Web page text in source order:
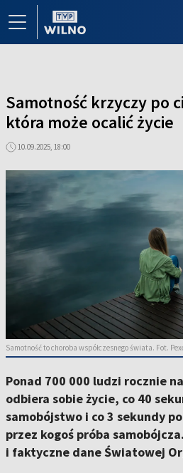
Samotność krzyczy po
która może ocalić życie
10.09.2025, 18:00
Samotność to choroba współczesnego świata. Fot.
Ponad 700 000 ludzi rocznie
odbiera sobie życie, co 40
samobójstwo i co 3 sekundy
przez kogoś próba
i faktyczne dane Światowej